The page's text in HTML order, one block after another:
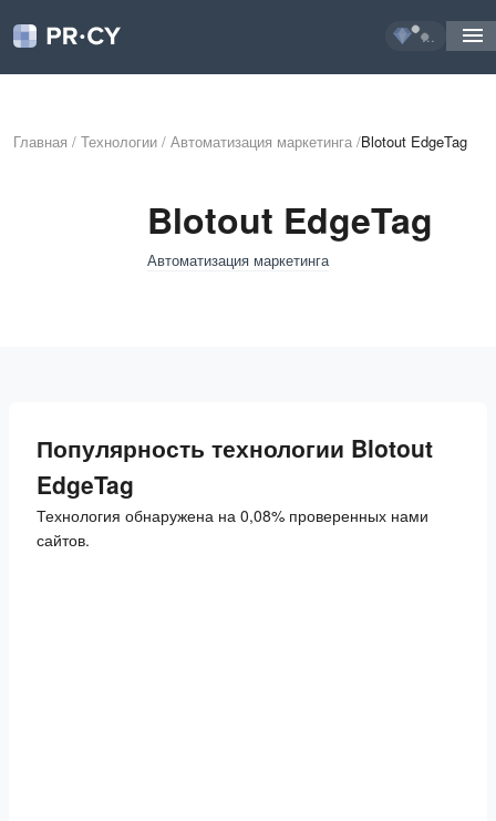
...
Главная / Технологии / Автоматизация маркетинга /Blotout EdgeTag
Blotout EdgeTag
Автоматизация маркетинга
Популярность технологии Blotout
EdgeTag
Технология обнаружена на 0,08% проверенных нами
сайтов.